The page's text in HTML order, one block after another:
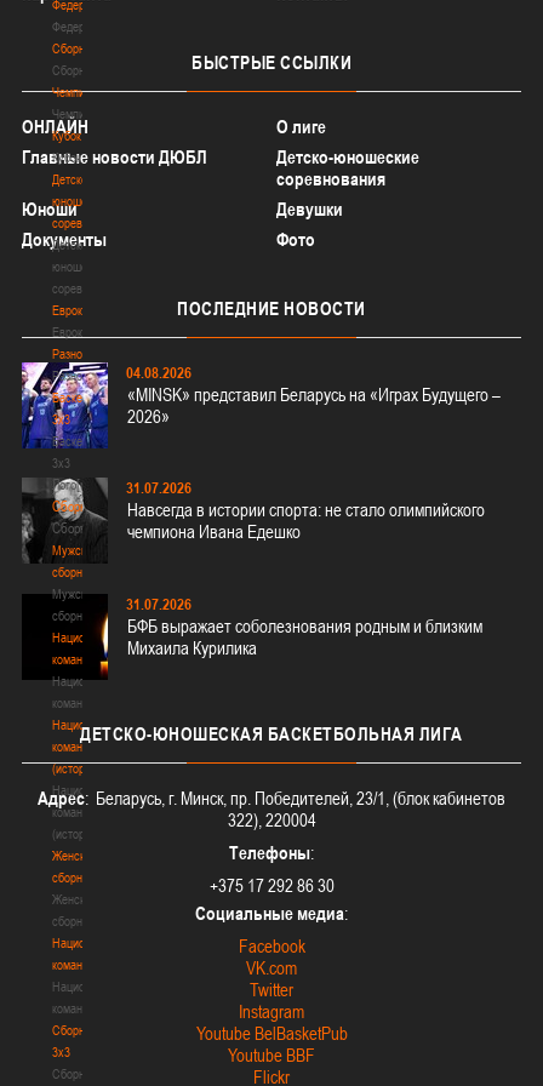
Федерация
Федерация
Сборные
Сборные
Чемпионат
Чемпионат
Кубок
Кубок
Детско-
юношеские
соревнования
Детско-
юношеские
соревнования
Еврокубки
Еврокубки
Разное
Разное
Баскетбол
3х3
Баскетбол
3х3
Лого[modid=121]
Сборные
Сборные
Мужские
сборные
Мужские
сборные
Национальная
команда
Национальная
команда
Национальная
команда
(история)
Национальная
команда
(история)
Женские
сборные
Женские
сборные
Национальная
команда
Национальная
команда
Сборные
3х3
Сборные
БЫСТРЫЕ ССЫЛКИ
ОНЛАЙН
О лиге
Главные новости ДЮБЛ
Детско-юношеские
соревнования
Юноши
Девушки
Документы
Фото
ПОСЛЕДНИЕ НОВОСТИ
04.08.2026
«MINSK» представил Беларусь на «Играх Будущего –
2026»
31.07.2026
Навсегда в истории спорта: не стало олимпийского
чемпиона Ивана Едешко
31.07.2026
БФБ выражает соболезнования родным и близким
Михаила Курилика
ДЕТСКО-ЮНОШЕСКАЯ БАСКЕТБОЛЬНАЯ ЛИГА
Адрес: Беларусь, г. Минск, пр. Победителей, 23/1, (блок кабинетов
322), 220004
Телефоны:
+375 17 292 86 30
Социальные медиа:
Facebook
VK.com
Twitter
Instagram
Youtube BelBasketPub
Youtube BBF
Flickr